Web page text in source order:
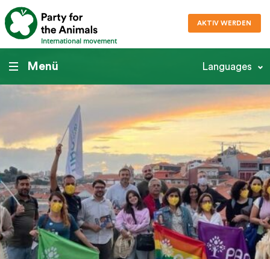
International movement
AKTIV WERDEN
Menü Languages